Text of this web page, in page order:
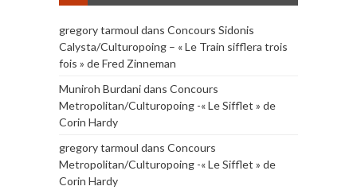
gregory tarmoul dans Concours Sidonis
Calysta/Culturopoing – « Le Train sifflera trois
fois » de Fred Zinneman
Muniroh Burdanidans Concours
Metropolitan/Culturopoing -« Le Sifflet » de
Corin Hardy
gregory tarmoul dans Concours
Metropolitan/Culturopoing -« Le Sifflet » de
Corin Hardy